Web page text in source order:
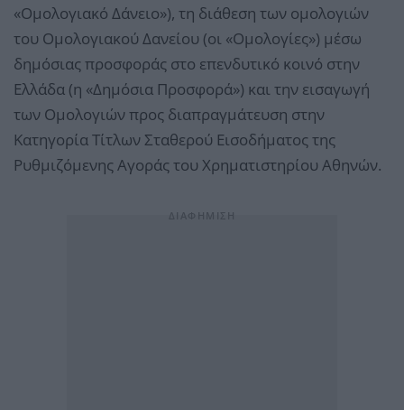
«Ομολογιακό Δάνειο»), τη διάθεση των ομολογιών
του Ομολογιακού Δανείου (οι «Ομολογίες») μέσω
δημόσιας προσφοράς στο επενδυτικό κοινό στην
Ελλάδα (η «Δημόσια Προσφορά») και την εισαγωγή
των Ομολογιών προς διαπραγμάτευση στην
Κατηγορία Τίτλων Σταθερού Εισοδήματος της
Ρυθμιζόμενης Αγοράς του Χρηματιστηρίου Αθηνών.